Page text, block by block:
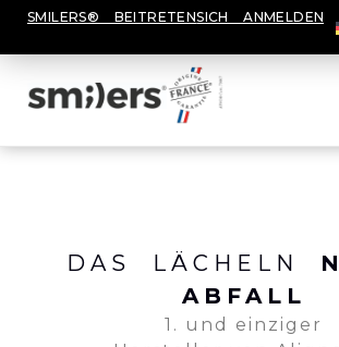
SMILERS® BEITRETENSICH ANMELDEN
DAS LÄCHELN
ABFALL
1. und einziger